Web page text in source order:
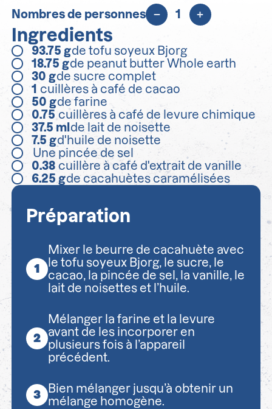
Nombres de personnes 1
Ingredients
93.75 gde tofu soyeux Bjorg
18.75 gde peanut butter Whole earth
30 gde sucre complet
1 cuillères à café de cacao
50 gde farine
0.75 cuillères à café de levure chimique
37.5 ml de lait de noisette
7.5 gd'huile de noisette
Une pincée de sel
0.38 cuillère à café d'extrait de vanille
6.25 gde cacahuètes caramélisées
Préparation
Mixer le beurre de cacahuète avec
le tofu soyeux Bjorg, le sucre, le
cacao, la pincée de sel, la vanille, le
lait de noisettes et l’huile.
Mélanger la farine et la levure
avant de les incorporer en
plusieurs fois à l’appareil
précédent.
Bien mélanger jusqu’à obtenir un
mélange homogène.